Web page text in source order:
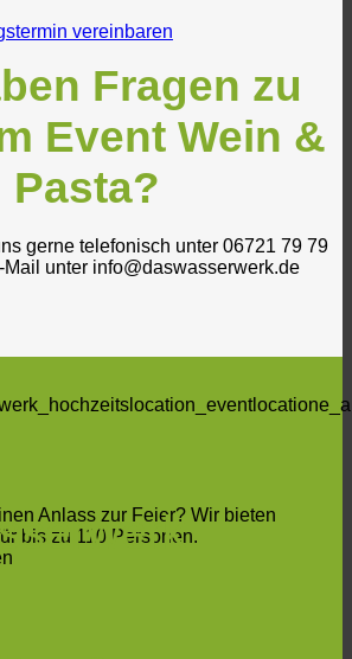
vereinbaren
Anlass zur Feier? Wir bieten
bis zu 110 Personen.
Fragen zu
Event Wein &
Pasta?
gerne telefonisch unter 06721 79 79
unter info@daswasserwerk.de